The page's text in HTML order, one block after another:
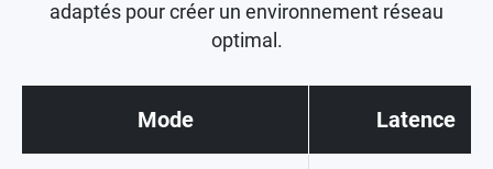
adaptés pour créer un environnement réseau
optimal.
Mode Latence